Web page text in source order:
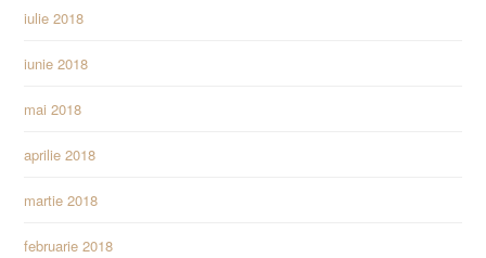
iulie 2018
iunie 2018
mai 2018
aprilie 2018
martie 2018
februarie 2018